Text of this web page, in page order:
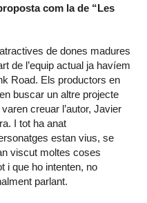
com la de “Les
de dones madures
de l’equip actual ja havíem
Road. Els productors en
buscar un altre projecte
creuar l’autor, Javier
I tot ha anat
estan vius, se
viscut moltes coses
i que ho intenten, no
parlant.